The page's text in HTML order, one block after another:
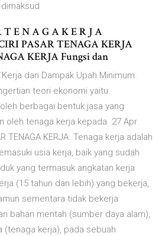
T E N A G A K E R J A
PASAR TENAGA KERJA
KERJA Fungsi dan
dan Dampak Upah Minimum.
teori ekonomi yaitu
berbagai bentuk jasa yang
oleh tenaga kerja kepada 27 Apr
TENAGA KERJA. Tenaga kerja adalah
usia kerja, baik yang sudah
yang termasuk angkatan kerja
(15 tahun dan lebih) yang bekerja,
sementara tidak bekerja
bahan mentah (sumber daya alam),
(tenaga kerja), pada sebuah